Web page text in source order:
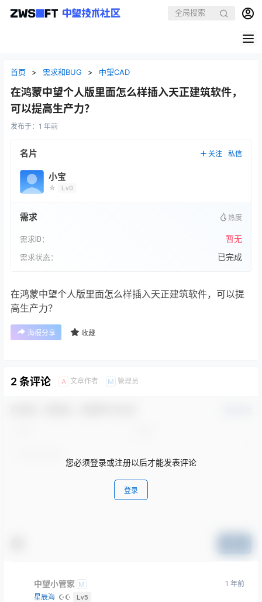
首页 > 需求和BUG > 中望CAD
在鸿蒙中望个人版里面怎么样插入天正建筑软件，
可以提高生产力？
发布于： 1 年前
名片 关注 私信
小宝
☆ Lv0
需求 热度
需求ID： 暂无
需求状态： 已完成
在鸿蒙中望个人版里面怎么样插入天正建筑软件，可以提
高生产力？
海报分享 收藏
2 条评论 A 文章作者 M 管理员
您必须登录或注册以后才能发表评论
登录
中望小管家 M
星辰海 ☪☪ Lv5
1 年前